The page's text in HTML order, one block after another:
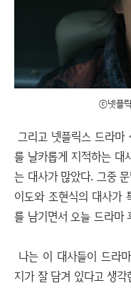
ⓒ넷플
그리고 넷플릭스 드라
를 날카롭게 지적하는 대
는 대사가 많았다. 그중
이도와 조현식의 대사가
를 남기면서 오늘 드라마
나는 이 대사들이 드라
지가 잘 담겨 있다고 생각